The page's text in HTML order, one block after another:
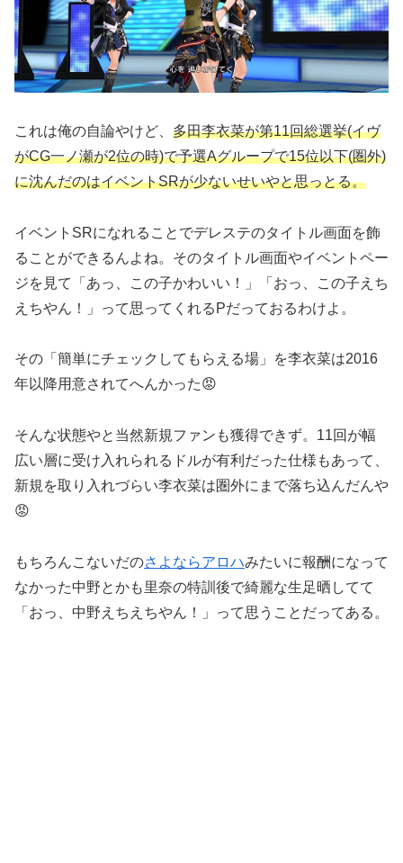
これは俺の自論やけど、 多田李衣菜が第11回総選挙(イヴ
がCG一ノ瀬が2位の時)で予選Aグループで15位以下(圏外)
に沈んだのはイベントSRが少ないせいやと思っとる。
イベントSRになれることでデレステのタイトル画面を飾
ることができるんよね。そのタイトル画面やイベントペー
ジを見て「あっ、この子かわいい！」「おっ、この子えち
えちやん！」って思ってくれるPだっておるわけよ。
その「簡単にチェックしてもらえる場」を李衣菜は2016
年以降用意されてへんかった😡
そんな状態やと当然新規ファンも獲得できず。11回が幅
広い層に受け入れられるドルが有利だった仕様もあって、
新規を取り入れづらい李衣菜は圏外にまで落ち込んだんや
😡
もちろんこないだのさよならアロハみたいに報酬になって
なかった中野とかも里奈の特訓後で綺麗な生足晒してて
「おっ、中野えちえちやん！」って思うことだってある。